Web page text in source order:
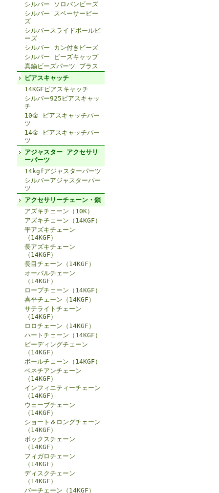
シルバー ソロバンビーズ
シルバー スペーサービー
ズ
シルバースライドボールビ
ーズ
シルバー カン付きビーズ
シルバー ビーズキャップ
真鍮ビーズパーツ ブラス
ピアスキャッチ
14KGFピアスキャッチ
シルバー925ピアスキャッ
チ
10金 ピアスキャッチパー
ツ
14金 ピアスキャッチパー
ツ
アジャスター アクセサリ
ーパーツ
14kgfアジャスターパーツ
シルバーアジャスターパー
ツ
アクセサリーチェーン・鎖
アズキチェーン（10K）
アズキチェーン（14KGF）
平アズキチェーン
（14KGF）
長アズキチェーン
（14KGF）
長目チェーン（14KGF）
オーバルチェーン
（14KGF）
ロープチェーン（14KGF）
喜平チェーン（14KGF）
サテライトチェーン
（14KGF）
ロロチェーン（14KGF）
ハートチェーン（14KGF）
ビーディングチェーン
（14KGF）
ボールチェーン（14KGF）
ベネチアンチェーン
（14KGF）
インフィニティーチェーン
（14KGF）
ウェーブチェーン
（14KGF）
ショート＆ロングチェーン
（14KGF）
ボックスチェーン
（14KGF）
フィガロチェーン
（14KGF）
ディスクチェーン
（14KGF）
バーチェーン（14KGF）